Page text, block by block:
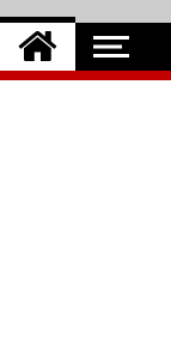
Niebüll